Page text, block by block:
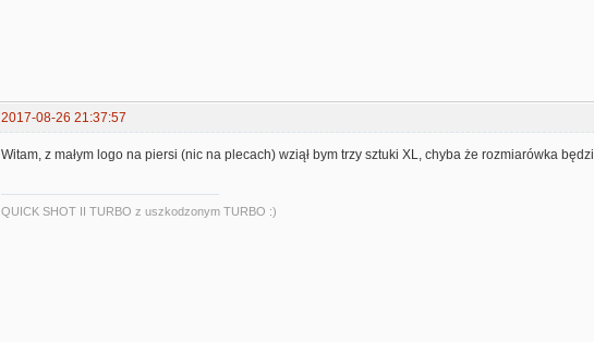
2017-08-26 21:37:57
Witam, z małym logo na piersi (nic na plecach) wziął bym trzy sztuki XL, chyba że rozmiarówka
QUICK SHOT II TURBO z uszkodzonym TURBO :)